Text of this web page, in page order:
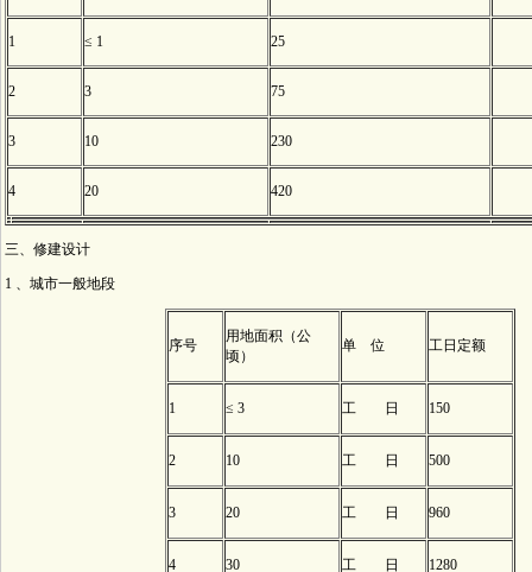
1 ≤ 1 25
2 3 75
3 10 230
4 20 420
三、修建设计
1 、城市一般地段
序号
用地面积（公
顷）
单 位 工日定额
1 ≤ 3 工 日 150
2 10 工 日 500
3 20 工 日 960
4 30 工 日 1280